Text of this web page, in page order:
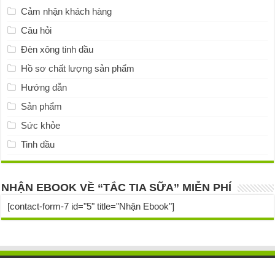
Cảm nhận khách hàng
Câu hỏi
Đèn xông tinh dầu
Hồ sơ chất lượng sản phẩm
Hướng dẫn
Sản phẩm
Sức khỏe
Tinh dầu
NHẬN EBOOK VỀ “TẮC TIA SỮA” MIỄN PHÍ
[contact-form-7 id="5" title="Nhận Ebook"]